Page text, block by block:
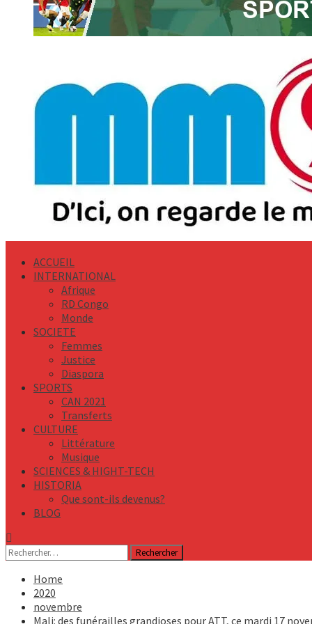
ACCUEIL
INTERNATIONAL
Afrique
RD Congo
Monde
SOCIETE
Femmes
Justice
Diaspora
SPORTS
CAN 2021
Transferts
CULTURE
Littérature
Musique
SCIENCES & HIGHT-TECH
HISTORIA
Que sont-ils devenus?
BLOG
Rechercher :
Home
2020
novembre
Mali: des funérailles grandioses pour ATT, ce mardi 17